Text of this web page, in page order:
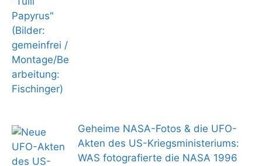
Geheime NASA-Fotos & die UFO-
Akten des US-Kriegsministeriums:
WAS fotografierte die NASA 1996